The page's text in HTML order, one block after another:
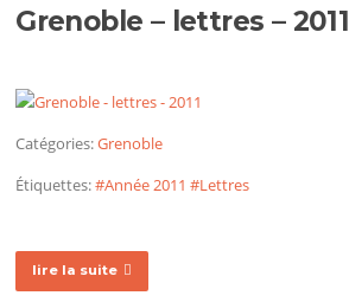
Grenoble – lettres – 2011
Catégories:Grenoble
Étiquettes:#Année 2011 #Lettres
lire la suite